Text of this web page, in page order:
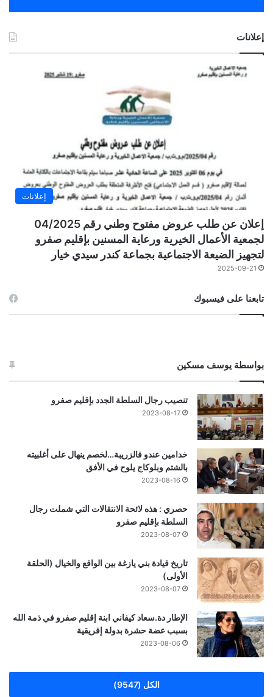
إعلانات
إعلانات
إعلان عن طلب عروض مفتوح وطني رقم 04/2025
لجمعية الأعمال الخيرية ورعاية المسنين بإقليم صفرو
لتجهيز الضيعة الاجتماعية بجماعة كندر سيدي خيار
2025-09-21
تابعنا على فيسبوك
بواسطة يوسف مسكين
تنصيب رجال السلطة الجدد بإقليم صفرو
2023-08-17
خدامين عندو فالزريبة…لخصم ينهال على أغلبيته
بالشتم وبلوكاج يلوح في الأفق
2023-08-16
حصري : هذه لائحة الانتقالات التي شملت رجال
السلطة بإقليم صفرو
2023-08-07
تاريخ قيادة بني يازغة بين الواقع والخيال (الحلقة
الأولى)
2023-08-07
الإطار دة.سعاد كيفاني ابنة إقليم صفرو في ذمة الله
بسبب عضة حشرة بدولة إفريقية
2023-08-06
الكل (9547)